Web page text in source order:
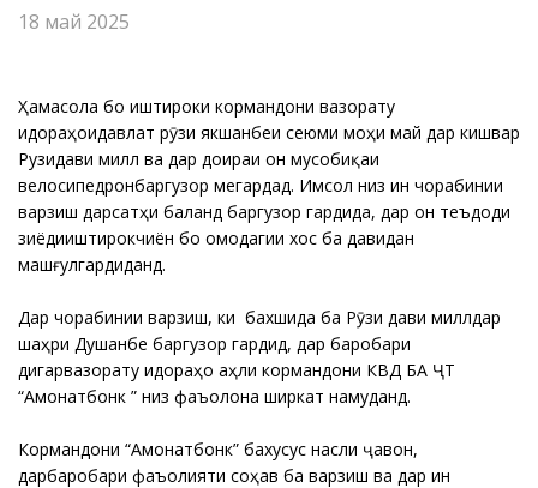
18 май 2025
Ҳамасола бо иштироки кормандони вазорату
идораҳоидавлатӣ рӯзи якшанбеи сеюми моҳи май дар кишвар
Рузидави миллӣ ва дар доираи он мусобиқаи
велосипедронӣбаргузор мегардад. Имсол низ ин чорабинии
варзишӣ дарсатҳи баланд баргузор гардида, дар он теъдоди
зиёдииштирокчиён бо омодагии хос ба давидан
машғулгардиданд.
Дар чорабинии варзишӣ, ки бахшида ба Рӯзи дави миллӣдар
шаҳри Душанбе баргузор гардид, дар баробари
дигарвазорату идораҳо аҳли кормандони КВД БА ҶТ
“Амонатбонк ” низ фаъолона ширкат намуданд.
Кормандони “Амонатбонк” бахусус насли ҷавон,
дарбаробари фаъолияти соҳавӣ ба варзиш ва дар ин